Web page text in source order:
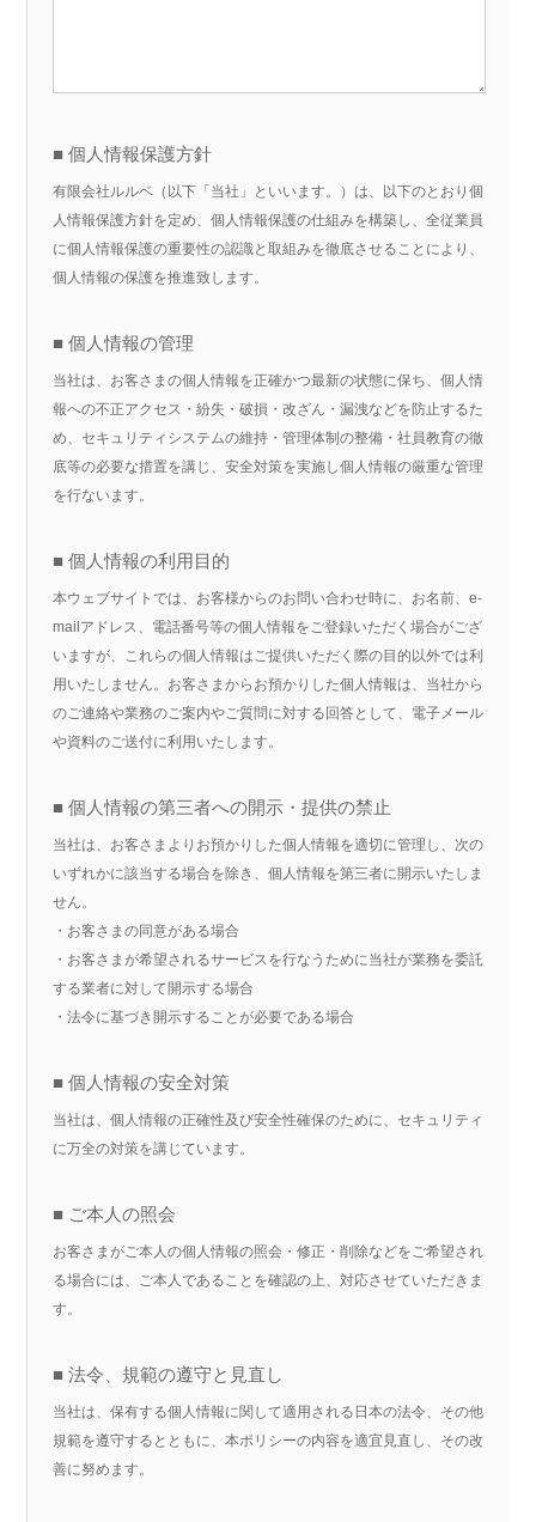
■ 個人情報保護方針
有限会社ルルベ（以下「当社」といいます。）は、以下のとおり個
人情報保護方針を定め、個人情報保護の仕組みを構築し、全従業員
に個人情報保護の重要性の認識と取組みを徹底させることにより、
個人情報の保護を推進致します。
■ 個人情報の管理
当社は、お客さまの個人情報を正確かつ最新の状態に保ち、個人情
報への不正アクセス・紛失・破損・改ざん・漏洩などを防止するた
め、セキュリティシステムの維持・管理体制の整備・社員教育の徹
底等の必要な措置を講じ、安全対策を実施し個人情報の厳重な管理
を行ないます。
■ 個人情報の利用目的
本ウェブサイトでは、お客様からのお問い合わせ時に、お名前、e-
mailアドレス、電話番号等の個人情報をご登録いただく場合がござ
いますが、これらの個人情報はご提供いただく際の目的以外では利
用いたしません。お客さまからお預かりした個人情報は、当社から
のご連絡や業務のご案内やご質問に対する回答として、電子メール
や資料のご送付に利用いたします。
■ 個人情報の第三者への開示・提供の禁止
当社は、お客さまよりお預かりした個人情報を適切に管理し、次の
いずれかに該当する場合を除き、個人情報を第三者に開示いたしま
せん。
・お客さまの同意がある場合
・お客さまが希望されるサービスを行なうために当社が業務を委託
する業者に対して開示する場合
・法令に基づき開示することが必要である場合
■ 個人情報の安全対策
当社は、個人情報の正確性及び安全性確保のために、セキュリティ
に万全の対策を講じています。
■ ご本人の照会
お客さまがご本人の個人情報の照会・修正・削除などをご希望され
る場合には、ご本人であることを確認の上、対応させていただきま
す。
■ 法令、規範の遵守と見直し
当社は、保有する個人情報に関して適用される日本の法令、その他
規範を遵守するとともに、本ポリシーの内容を適宜見直し、その改
善に努めます。